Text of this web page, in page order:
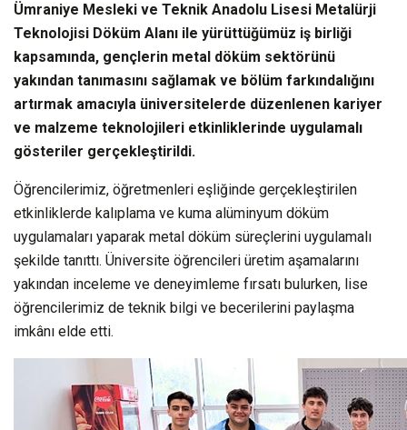
Ümraniye Mesleki ve Teknik Anadolu Lisesi Metalürji
Teknolojisi Döküm Alanı ile yürüttüğümüz iş birliği
kapsamında, gençlerin metal döküm sektörünü
yakından tanımasını sağlamak ve bölüm farkındalığını
artırmak amacıyla üniversitelerde düzenlenen kariyer
ve malzeme teknolojileri etkinliklerinde uygulamalı
gösteriler gerçekleştirildi.
Öğrencilerimiz, öğretmenleri eşliğinde gerçekleştirilen
etkinliklerde kalıplama ve kuma alüminyum döküm
uygulamaları yaparak metal döküm süreçlerini uygulamalı
şekilde tanıttı. Üniversite öğrencileri üretim aşamalarını
yakından inceleme ve deneyimleme fırsatı bulurken, lise
öğrencilerimiz de teknik bilgi ve becerilerini paylaşma
imkânı elde etti.